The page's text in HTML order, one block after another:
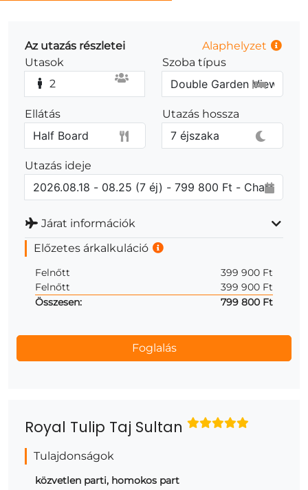
Royal Tulip Taj Sultan
Tulajdonságok
közvetlen parti, homokos part
Az utazás részletei
Alaphelyzet
Utasok
2
Szoba típus
Ellátás Utazás hossza
Utazás ideje
Járat információk
Előzetes árkalkuláció
Felnőtt
399 900 Ft
Felnőtt
399 900 Ft
Összesen:
799 800 Ft